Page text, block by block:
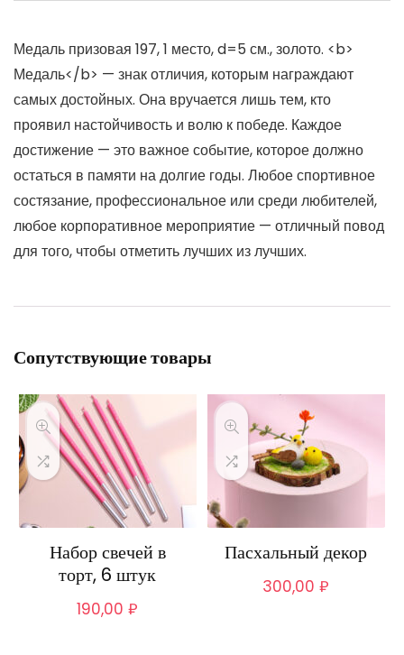
Медаль призовая 197, 1 место, d=5 см., золото. <b>
Медаль</b> — знак отличия, которым награждают
самых достойных. Она вручается лишь тем, кто
проявил настойчивость и волю к победе. Каждое
достижение — это важное событие, которое должно
остаться в памяти на долгие годы. Любое спортивное
состязание, профессиональное или среди любителей,
любое корпоративное мероприятие — отличный повод
для того, чтобы отметить лучших из лучших.
Сопутствующие товары
Набор свечей в
торт, 6 штук
190,00₽
Пасхальный декор
300,00₽